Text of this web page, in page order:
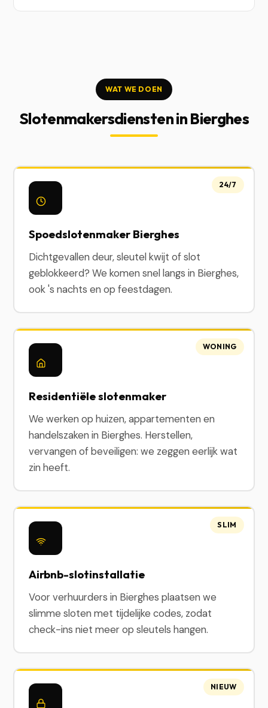
WAT WE DOEN
Slotenmakersdiensten in Bierghes
Spoedslotenmaker Bierghes
Dichtgevallen deur, sleutel kwijt of slot
geblokkeerd? We komen snel langs in Bierghes,
ook 's nachts en op feestdagen.
24/7
Residentiële slotenmaker
We werken op huizen, appartementen en
handelszaken in Bierghes. Herstellen,
vervangen of beveiligen: we zeggen eerlijk wat
zin heeft.
WONING
Airbnb-slotinstallatie
Voor verhuurders in Bierghes plaatsen we
slimme sloten met tijdelijke codes, zodat
check-ins niet meer op sleutels hangen.
SLIM
NIEUW